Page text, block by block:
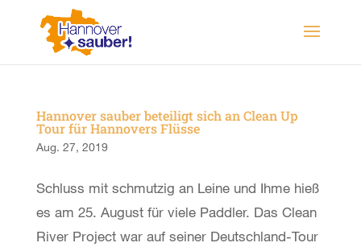
Hannover sauber beteiligt sich an Clean Up
Tour für Hannovers Flüsse
Aug. 27, 2019
Schluss mit schmutzig an Leine und Ihme hieß
es am 25. August für viele Paddler. Das Clean
River Project war auf seiner Deutschland-Tour